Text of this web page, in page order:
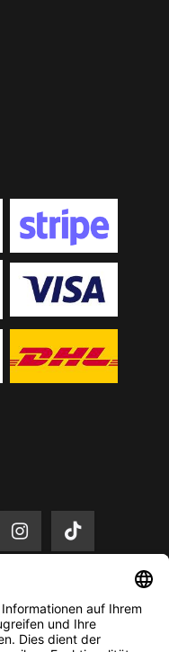
zzgl. Versandkosten.
solange der Vorrat reicht.
KG - All Rights Reserved.​